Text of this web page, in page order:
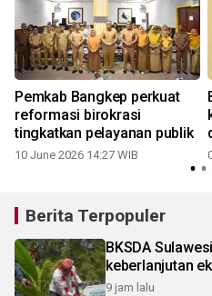
Pemkab Bangkep perkuat
reformasi birokrasi
tingkatkan pelayanan publik
10 June 2026 14:27 WIB
Berita Terpopuler
BKSDA
keberlanjutan
9 jam lalu